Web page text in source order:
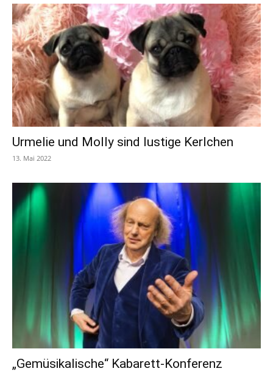
Urmelie und Molly sind lustige Kerlchen
13. Mai 2022
„Gemüsikalische“ Kabarett-Konferenz